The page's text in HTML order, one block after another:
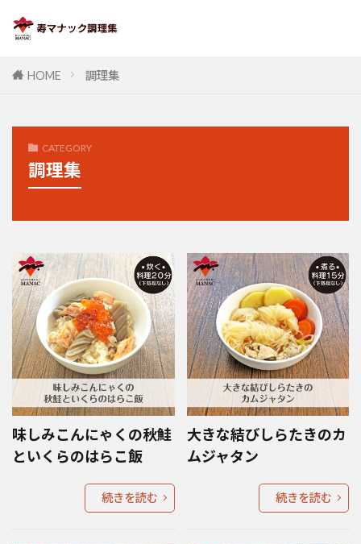
HOME 調理集
CATEGORY
調理集
味しみこんにゃくの秋鮭
といくらのはらこ飯
続きを読む
大きな結びしらたきのカ
ムジャタン
続きを読む